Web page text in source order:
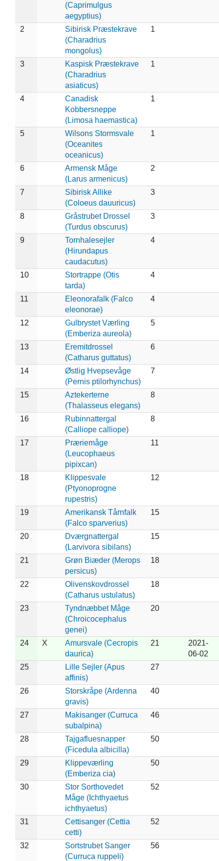
(Caprimulgus
aegyptius)
2
Sibirisk Præstekrave
(Charadrius
mongolus)
1
3
Kaspisk Præstekrave
(Charadrius
asiaticus)
1
4
Canadisk
Kobbersneppe
(Limosa haemastica)
1
5
Wilsons Stormsvale
(Oceanites
oceanicus)
1
6
Armensk Måge
(Larus armenicus)
2
7
Sibirisk Allike
(Coloeus dauuricus)
3
8
Gråstrubet Drossel
(Turdus obscurus)
3
9
Tornhalesejler
(Hirundapus
caudacutus)
4
10
Stortrappe (Otis
tarda)
4
11
Eleonorafalk (Falco
eleonorae)
4
12
Gulbrystet Værling
(Emberiza aureola)
5
13
Eremitdrossel
(Catharus guttatus)
6
14
Østlig Hvepsevåge
(Pernis ptilorhynchus)
7
15
Aztekerterne
(Thalasseus elegans)
8
16
Rubinnattergal
(Calliope calliope)
8
17
Præriemåge
(Leucophaeus
pipixcan)
11
18
Klippesvale
(Ptyonoprogne
rupestris)
12
19
Amerikansk Tårnfalk
(Falco sparverius)
15
20
Dværgnattergal
(Larvivora sibilans)
15
21
Grøn Biæder (Merops
persicus)
18
22
Olivenskovdrossel
(Catharus ustulatus)
18
23
Tyndnæbbet Måge
(Chroicocephalus
genei)
20
24 X
Amursvale (Cecropis
daurica)
21
2021-
06-02
25
Lille Sejler (Apus
affinis)
27
26
Storskråpe (Ardenna
gravis)
40
27
Makisanger (Curruca
subalpina)
46
28
Tajgafluesnapper
(Ficedula albicilla)
50
29
Klippeværling
(Emberiza cia)
50
30
Stor Sorthovedet
Måge (Ichthyaetus
ichthyaetus)
52
31
Cettisanger (Cettia
cetti)
52
32
Sortstrubet Sanger
(Curruca ruppeli)
56